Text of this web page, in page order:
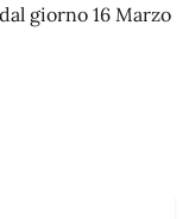
giorno 16 Marzo